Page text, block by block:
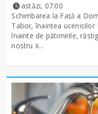
astăzi, 07:00
Schimbarea la Față a
Tabor, înaintea
înainte de pătimirile,
nostru Ii...